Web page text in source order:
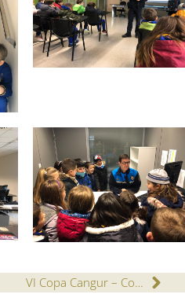
VI Copa Cangur – Concurs de matemàtiques